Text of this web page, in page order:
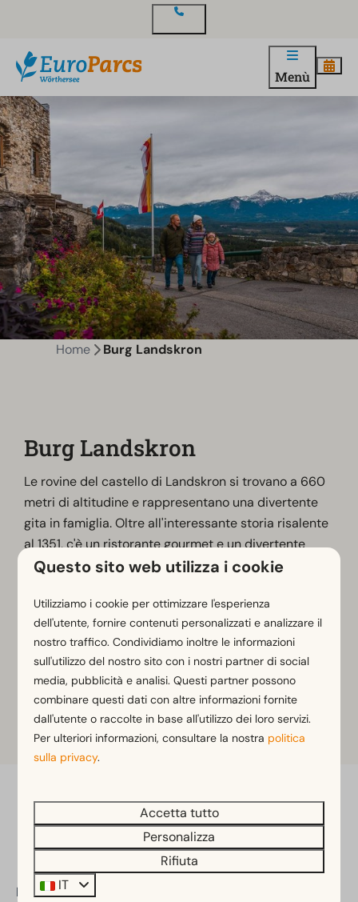
Menù
Home Burg Landskron
Burg Landskron
Le rovine del castello di Landskron si trovano a 660
metri di altitudine e rappresentano una divertente
gita in famiglia. Oltre all'interessante storia risalente
al 1351, c'è un ristorante gourmet e un divertente
programma per bambini con un raduno di puzzle.
possono essere ammirate durante l'impressionante
spettacolo dei rapaci. L'Affenberg, situato accanto al
castello, è il più grande recinto di scimmie all'aperto
dell'Austria, con ben 160 scimmie!
Ulteriori informazioni
Paga in sicurezza
EuroParcs Wörthersee
Questo sito web utilizza i cookie
Utilizziamo i cookie per ottimizzare l'esperienza
dell'utente, fornire contenuti personalizzati e analizzare il
nostro traffico. Condividiamo inoltre le informazioni
sull'utilizzo del nostro sito con i nostri partner di social
media, pubblicità e analisi. Questi partner possono
combinare questi dati con altre informazioni fornite
dall'utente o raccolte in base all'utilizzo dei loro servizi.
Per ulteriori informazioni, consultare la nostra politica
sulla privacy.
Accetta tutto
Personalizza
Rifiuta
IT